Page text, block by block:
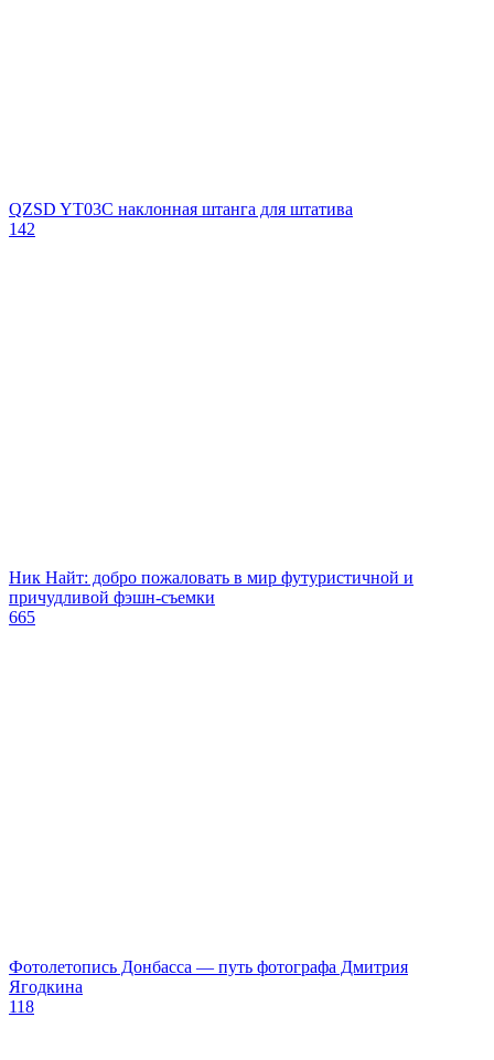
QZSD YT03C наклонная штанга для штатива
142
Ник Найт: добро пожаловать в мир футуристичной и
причудливой фэшн-съемки
665
Фотолетопись Донбасса — путь фотографа Дмитрия
Ягодкина
118